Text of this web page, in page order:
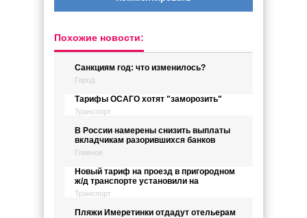
Похожие новости:
Санкциям год: что изменилось?
Город
Тарифы ОСАГО хотят "заморозить"
Транспорт
В России намерены снизить выплаты
вкладчикам разорившихся банков
Главное
Новый тариф на проезд в пригородном
ж/д транспорте установили на
Транспорт
Пляжи Имеретинки отдадут отельерам